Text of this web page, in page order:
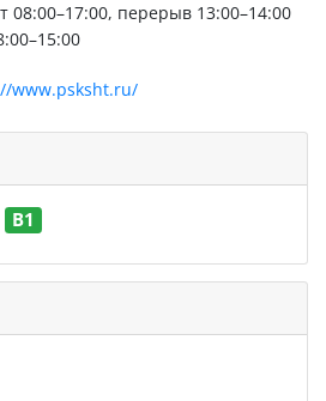
08:00–17:00, перерыв 13:00–14:00
www.psksht.ru/
В1